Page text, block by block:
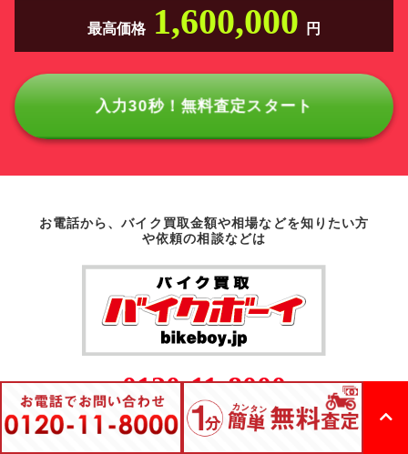
最高価格 1,600,000 円
入力30秒！無料査定スタート
お電話から、バイク買取金額や相場などを知りたい方
や依頼の相談などは
0120-11-8000
バイク買取・査定専門店 バイクボーイ